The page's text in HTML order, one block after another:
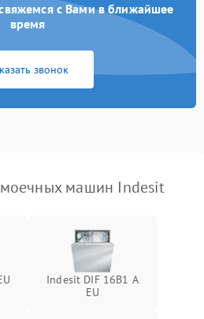
2100 ₽ Подробнее →
1700 ₽
с Вами в ближайшее
время
звонок
машин Indesit
Indesit DIF 16B1 A
EU